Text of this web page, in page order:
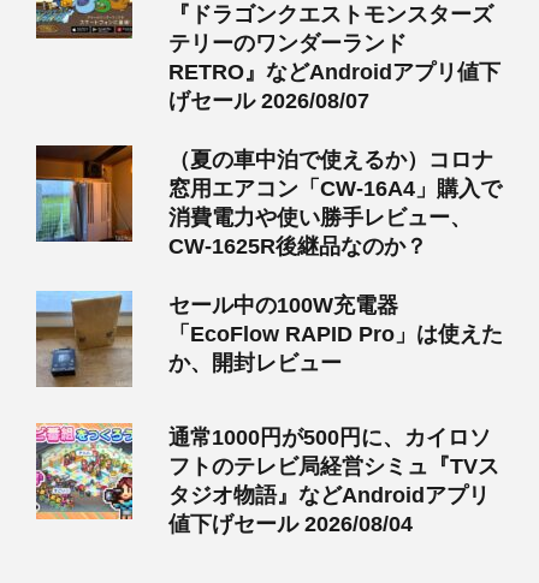
『ドラゴンクエストモンスターズ
テリーのワンダーランド
RETRO』などAndroidアプリ値下
げセール 2026/08/07
（夏の車中泊で使えるか）コロナ
窓用エアコン「CW-16A4」購入で
消費電力や使い勝手レビュー、
CW-1625R後継品なのか？
セール中の100W充電器
「EcoFlow RAPID Pro」は使えた
か、開封レビュー
通常1000円が500円に、カイロソ
フトのテレビ局経営シミュ『TVス
タジオ物語』などAndroidアプリ
値下げセール 2026/08/04